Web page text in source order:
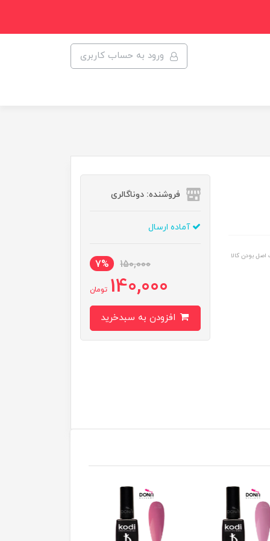
ورود به حساب کاربری
بودن کالا
فروشنده: دوناگالری
آماده ارسال
150,000
7%
140,000 تومان